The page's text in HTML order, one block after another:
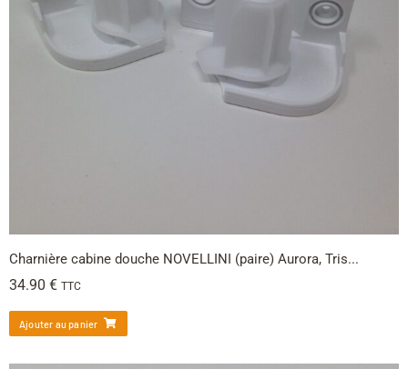
Charnière cabine douche NOVELLINI (paire) Aurora, Tris...
34.90 € TTC
Ajouter au panier